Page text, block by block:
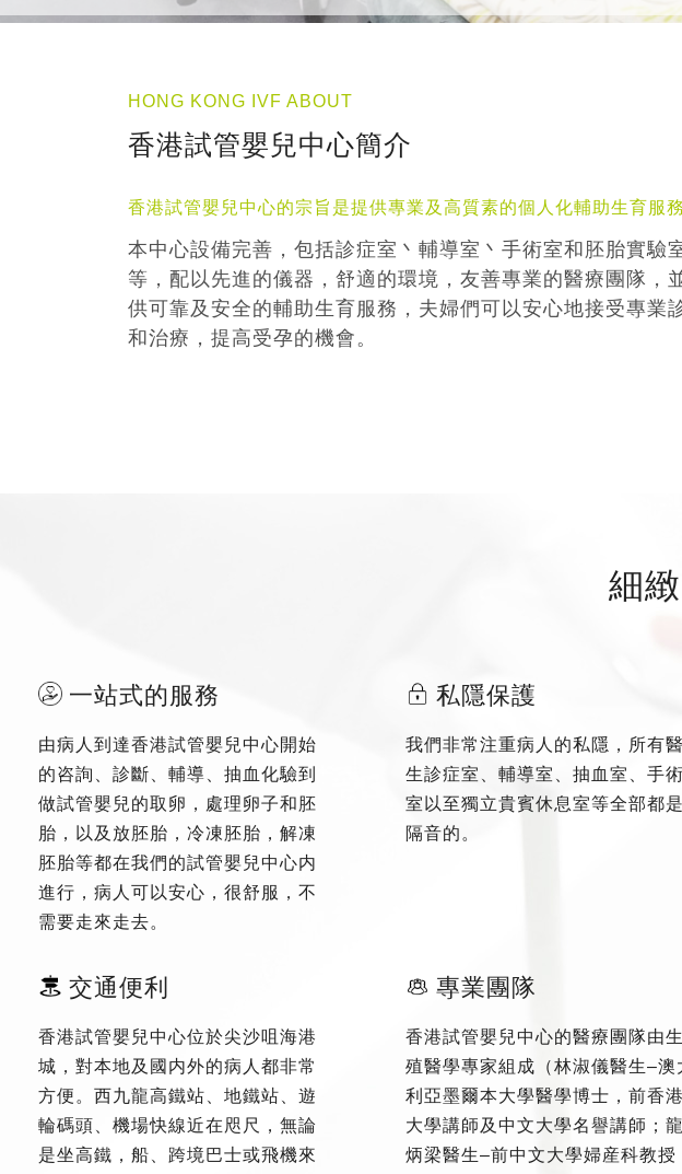
HONG KONG IVF ABOUT
香港試管嬰兒中心簡介
香港試管嬰兒中心的宗旨是提供專業及高質素的個人化輔助生育服務
本中心設備完善，包括診症室丶輔導室丶手術室和胚胎實驗
等，配以先進的儀器，舒適的環境，友善專業的醫療團隊，
供可靠及安全的輔助生育服務，夫婦們可以安心地接受專業
和治療，提高受孕的機會。
細
一站式的服務
由病人到達香港試管嬰兒中心開始
的咨詢、診斷、輔導、抽血化驗到
做試管嬰兒的取卵，處理卵子和胚
胎，以及放胚胎，冷凍胚胎，解凍
胚胎等都在我們的試管嬰兒中心内
進行，病人可以安心，很舒服，不
需要走來走去。
私隱保護
我們非常注重病人的私隱，所有醫
生診症室、輔導室、抽血室、手術
室以至獨立貴賓休息室等全部都是
隔音的。
交通便利
香港試管嬰兒中心位於尖沙咀海港
城，對本地及國内外的病人都非常
方便。西九龍高鐵站、地鐵站、遊
輪碼頭、機場快線近在咫尺，無論
是坐高鐵，船、跨境巴士或飛機來
專業團隊
香港試管嬰兒中心的醫療團隊由生
殖醫學專家組成（林淑儀醫生–澳
利亞墨爾本大學醫學博士，前香港
大學講師及中文大學名譽講師；龍
炳梁醫生–前中文大學婦産科教授